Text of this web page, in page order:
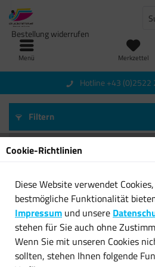
Menü Merkzettel
Bestellung widerrufen
Hotline +43 (0)2522
Filtern
Cookie-Richtlinien
Diese Website verwendet
bestmögliche Funktionalität
Impressum und unsere
stehen für Sie auch ohne
Wenn Sie mit unseren Cookies
sollten, stehen Ihnen folgende